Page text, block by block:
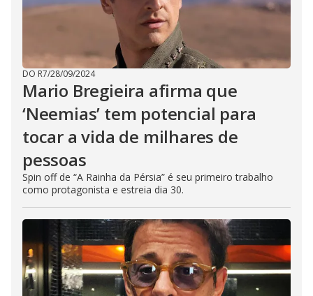
DO R7/28/09/2024
Mario Bregieira afirma que
‘Neemias’ tem potencial para
tocar a vida de milhares de
pessoas
Spin off de “A Rainha da Pérsia” é seu primeiro trabalho
como protagonista e estreia dia 30.